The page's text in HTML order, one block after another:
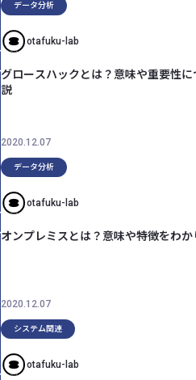
データ分析
otafuku-lab
グロースハックとは？意味や重要性
説
2020.12.07
データ分析
otafuku-lab
オンプレミスとは？意味や特徴をわ
2020.12.07
システム関連
otafuku-lab